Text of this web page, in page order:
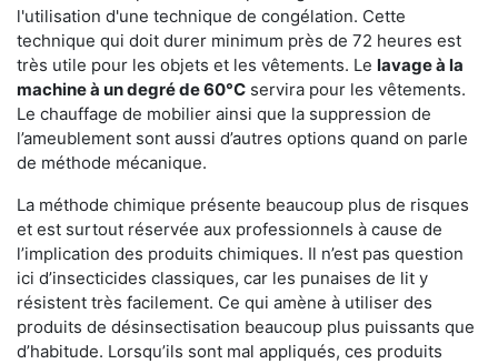
l'utilisation d'une technique de congélation. Cette
technique qui doit durer minimum près de 72 heures est
très utile pour les objets et les vêtements. Le lavage à la
machine à un degré de 60°C servira pour les vêtements.
Le chauffage de mobilier ainsi que la suppression de
l’ameublement sont aussi d’autres options quand on parle
de méthode mécanique.
La méthode chimique présente beaucoup plus de risques
et est surtout réservée aux professionnels à cause de
l’implication des produits chimiques. Il n’est pas question
ici d’insecticides classiques, car les punaises de lit y
résistent très facilement. Ce qui amène à utiliser des
produits de désinsectisation beaucoup plus puissants que
d’habitude. Lorsqu’ils sont mal appliqués, ces produits